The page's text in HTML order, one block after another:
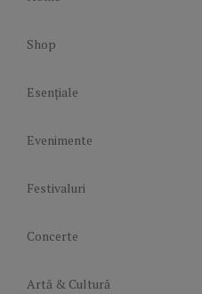
Shop
Esențiale
Evenimente
Festivaluri
Concerte
Artă & Cultură